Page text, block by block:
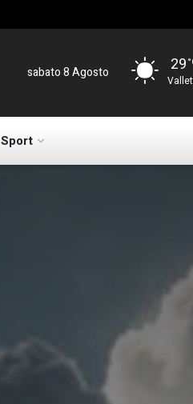
sabato 8 Agosto 29
Sport